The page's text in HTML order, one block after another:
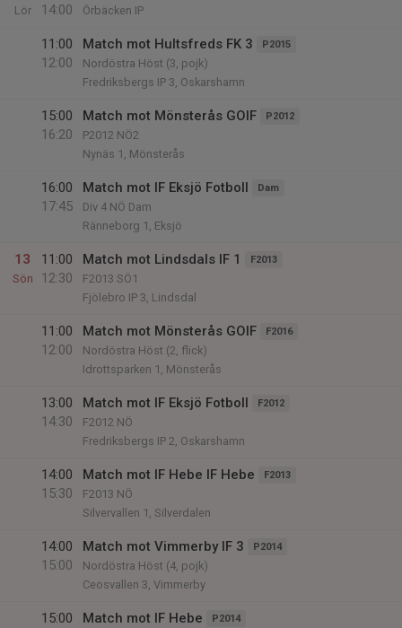
Lör
14:00
Örbäcken IP
11:00
12:00
Match mot Hultsfreds FK 3 P2015
Nordöstra Höst (3, pojk)
Fredriksbergs IP 3, Oskarshamn
15:00
16:20
Match mot Mönsterås GOIF P2012
P2012 NÖ2
Nynäs 1, Mönsterås
16:00
17:45
Match mot IF Eksjö Fotboll Dam
Div 4 NÖ Dam
Ränneborg 1, Eksjö
13
Sön
11:00
12:30
Match mot Lindsdals IF 1 F2013
F2013 SÖ1
Fjölebro IP 3, Lindsdal
11:00
12:00
Match mot Mönsterås GOIF F2016
Nordöstra Höst (2, flick)
Idrottsparken 1, Mönsterås
13:00
14:30
Match mot IF Eksjö Fotboll F2012
F2012 NÖ
Fredriksbergs IP 2, Oskarshamn
14:00
15:30
Match mot IF Hebe IF Hebe F2013
F2013 NÖ
Silvervallen 1, Silverdalen
14:00
15:00
Match mot Vimmerby IF 3 P2014
Nordöstra Höst (4, pojk)
Ceosvallen 3, Vimmerby
15:00
Match mot IF Hebe P2014